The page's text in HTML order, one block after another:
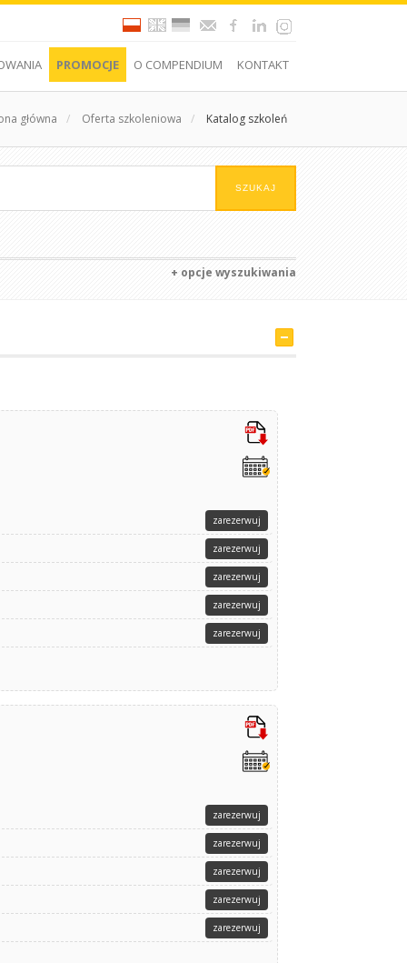
PROMOCJE O COMPENDIUM KONTAKT
główna / Oferta szkoleniowa / Katalog szkoleń
+ opcje wyszukiwania
zarezerwuj
zarezerwuj
zarezerwuj
zarezerwuj
zarezerwuj
zarezerwuj
zarezerwuj
zarezerwuj
zarezerwuj
zarezerwuj